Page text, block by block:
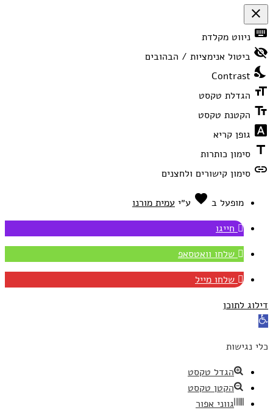
close
פתיחה
וסגירה
של
תפריט
keyboard ניווט מקלדת
visibility_off ביטול אנימציות / הבהובים
nights_stay
Contrast
format_size הגדלת טקסט
text_fields הקטנת טקסט
font_download גופן קריא
title סימון כותרות
link סימון קישורים ולחצנים
מופעל ב favorite אהבה
ע״י עמית מורנו
חייגו
שלחו וואטסאפ
שלחו מייל
דילוג לתוכן
פתח
נגישות
כלי נגישות
הגדל טקסט
הקטן טקסט
גווני אפור